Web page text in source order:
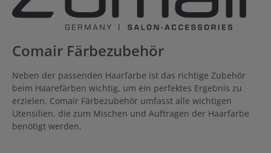
Comair Färbezubehör
Neben der passenden Haarfarbe ist das richtige Zubehör
beim Haarefärben wichtig, um ein perfektes Ergebnis zu
erzielen. Comair Färbezubehör umfasst alle wichtigen
Utensilien, die zum Mischen und Auftragen der Haarfarbe
benötigt werden.